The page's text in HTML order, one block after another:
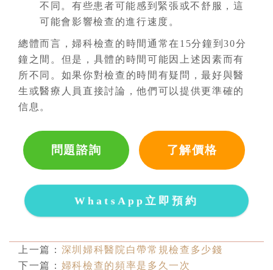
不同。有些患者可能感到緊張或不舒服，這
可能會影響檢查的進行速度。
總體而言，婦科檢查的時間通常在15分鐘到30分
鐘之間。但是，具體的時間可能因上述因素而有
所不同。如果你對檢查的時間有疑問，最好與醫
生或醫療人員直接討論，他們可以提供更準確的
信息。
問題諮詢 了解價格
WhatsApp立即預約
上一篇： 深圳婦科醫院白帶常規檢查多少錢
下一篇： 婦科檢查的頻率是多久一次